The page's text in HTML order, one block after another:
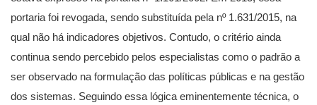
portaria foi revogada, sendo substituída pela nº 1.631/2015, na
qual não há indicadores objetivos. Contudo, o critério ainda
continua sendo percebido pelos especialistas como o padrão a
ser observado na formulação das políticas públicas e na gestão
dos sistemas. Seguindo essa lógica eminentemente técnica, o